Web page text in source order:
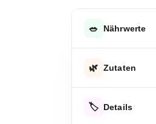
🥗 Nährwerte
Energie
🌿 Zutaten
🏷️ Details